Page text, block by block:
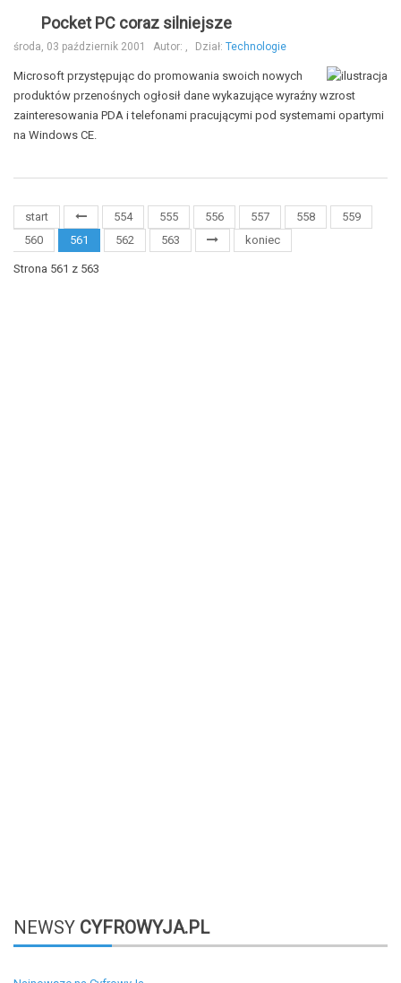
Pocket PC coraz silniejsze
środa, 03 październik 2001 Autor: , Dział: Technologie
Microsoft przystępując do promowania swoich nowych
produktów przenośnych ogłosił dane wykazujące wyraźny wzrost
zainteresowania PDA i telefonami pracującymi pod systemami opartymi
na Windows CE.
start 554 555 556 557 558
559
560
561 562 563 koniec
Strona 561 z 563
NEWSY CYFROWYJA.PL